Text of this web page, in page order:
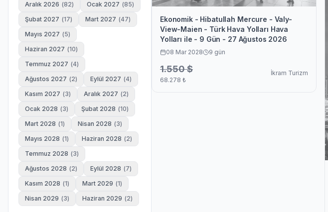
Flyanka Turizm
29
Marka Tur
EDA Turizm
Nil Tur 19
18
Kasrı Arifan Turizm 14
Dizdar Tur 14
Rıza Turizm
Altınyol Turizm 13
11
Sıla Tur 9
Aralık 2026 (82) Ocak 2027 (85)
Şubat 2027 (17) Mart 2027 (47)
Mayıs 2027 (5)
Haziran 2027 (10)
Temmuz 2027 (4)
Ağustos 2027 (2) Eylül 2027 (4)
Kasım 2027 (3) Aralık 2027 (2)
Ocak 2028 (3) Şubat 2028 (10)
Mart 2028 (1) Nisan 2028 (3)
Mayıs 2028 (1) Haziran 2028 (2)
Temmuz 2028 (3)
Ağustos 2028 (2) Eylül 2028 (7)
Kasım 2028 (1) Mart 2029 (1)
Nisan 2029 (3) Haziran 2029 (2)
Ekonomik - Hibatullah Mercure - Valy-
View-Maien - Türk Hava Yolları Hava
Yolları ile - 9 Gün - 27 Ağustos 2026
08 Mar 2028 9 gün
1.550$
68.278 ₺
İkram Turizm